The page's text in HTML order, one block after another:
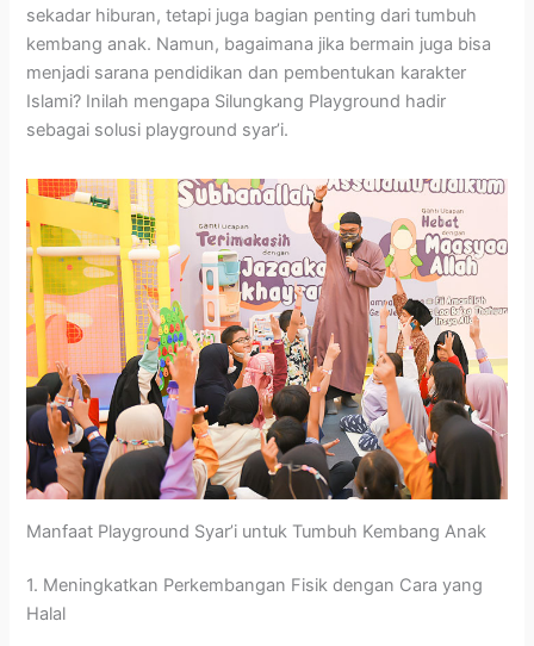
sekadar hiburan, tetapi juga bagian penting dari tumbuh
kembang anak. Namun, bagaimana jika bermain juga bisa
menjadi sarana pendidikan dan pembentukan karakter
Islami? Inilah mengapa Silungkang Playground hadir
sebagai solusi playground syar’i.
Manfaat Playground Syar’i untuk Tumbuh Kembang Anak
1. Meningkatkan Perkembangan Fisik dengan Cara yang
Halal